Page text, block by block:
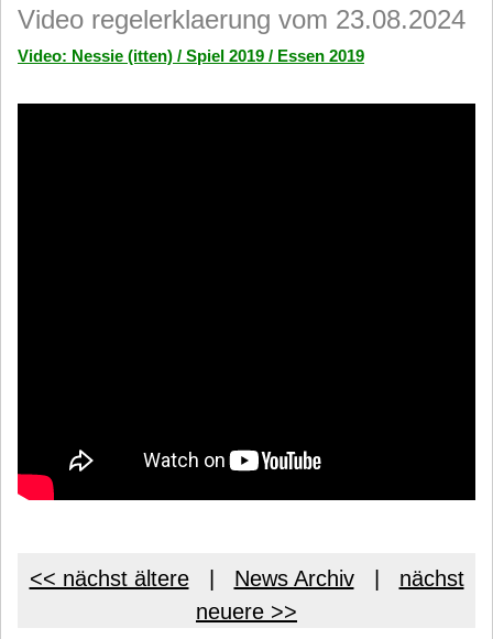
Video regelerklaerung vom 23.08.2024
Video: Nessie (itten) / Spiel 2019 / Essen 2019
<< nächst ältere| News Archiv| nächst
neuere >>